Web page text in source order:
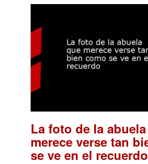
La foto de la
merece verse tan
se ve en el recuerdo